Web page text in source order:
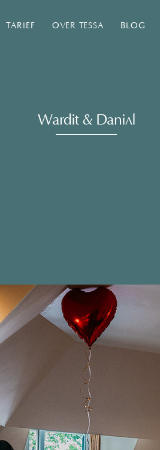
TARIEF OVER TESSA BLOG
Wardit & Daniël